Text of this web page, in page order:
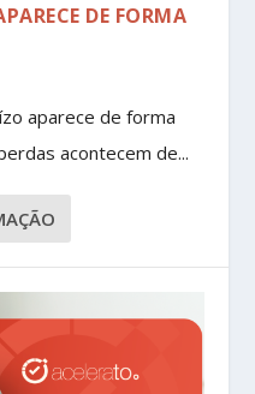
DE FORMA
aparece de forma
acontecem de...